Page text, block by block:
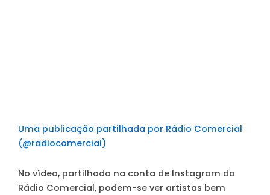
Uma publicação partilhada por Rádio Comercial
(@radiocomercial)
No vídeo, partilhado na conta de Instagram da
Rádio Comercial, podem-se ver artistas bem